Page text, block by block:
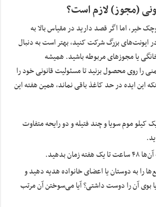
خیر، اما اگر قصد دارید در مقیاس بالا به
در ایونت‌های بزرگ شرکت کنید، بهتر است به دنبال
یا مجوزهای مربوطه باشید. همیشه
را روی محصول بزنید تا مسئولیت قانونی خود را
این ایده در حد کاغذ باقی نماند، همین هفته این
کیلو موم سویا و چند فتیله و دو رایحه متفاوت
تا یک هفته زمان بدهید.
را به دوستان یا اعضای خانواده هدیه دهید و
بوی آن را دوست داشتی؟ آیا می‌سوختن آن مرتب